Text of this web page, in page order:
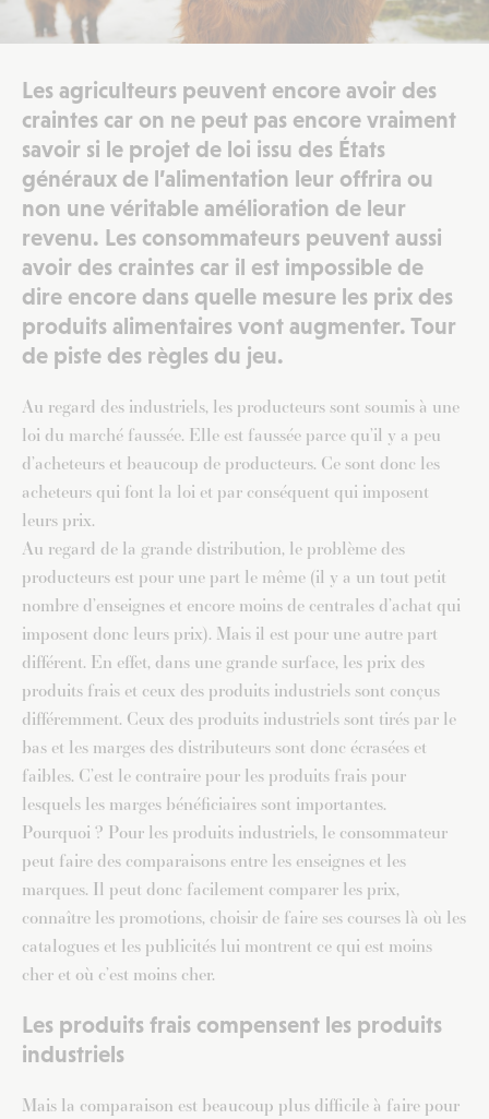
Les agriculteurs peuvent encore avoir des
craintes car on ne peut pas encore vraiment
savoir si le projet de loi issu des États
généraux de l’alimentation leur offrira ou
non une véritable amélioration de leur
revenu. Les consommateurs peuvent aussi
avoir des craintes car il est impossible de
dire encore dans quelle mesure les prix des
produits alimentaires vont augmenter. Tour
de piste des règles du jeu.
Au regard des industriels, les producteurs sont soumis à une
loi du marché faussée. Elle est faussée parce qu’il y a peu
d’acheteurs et beaucoup de producteurs. Ce sont donc les
acheteurs qui font la loi et par conséquent qui imposent
leurs prix.
Au regard de la grande distribution, le problème des
producteurs est pour une part le même (il y a un tout petit
nombre d’enseignes et encore moins de centrales d’achat qui
imposent donc leurs prix). Mais il est pour une autre part
différent. En effet, dans une grande surface, les prix des
produits frais et ceux des produits industriels sont conçus
différemment. Ceux des produits industriels sont tirés par le
bas et les marges des distributeurs sont donc écrasées et
faibles. C’est le contraire pour les produits frais pour
lesquels les marges bénéficiaires sont importantes.
Pourquoi ? Pour les produits industriels, le consommateur
peut faire des comparaisons entre les enseignes et les
marques. Il peut donc facilement comparer les prix,
connaître les promotions, choisir de faire ses courses là où les
catalogues et les publicités lui montrent ce qui est moins
cher et où c’est moins cher.
Les produits frais compensent les produits
industriels
Mais la comparaison est beaucoup plus difficile à faire pour